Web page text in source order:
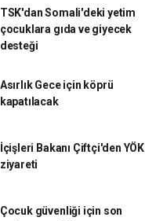
TSK'dan Somali'deki yetim
çocuklara gıda ve giyecek
desteği
Asırlık Gece için köprü
kapatılacak
İçişleri Bakanı Çiftçi'den YÖK
ziyareti
Çocuk güvenliği için son